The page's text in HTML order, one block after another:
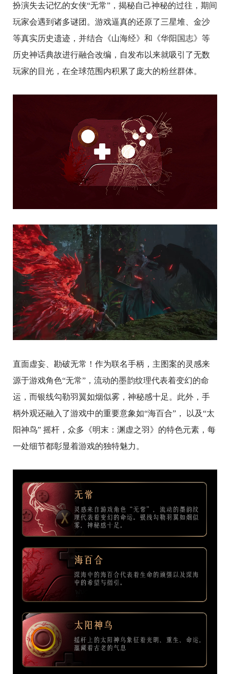
扮演失去记忆的女侠“无常”，揭秘自己神秘的过往，期间
玩家会遇到诸多谜团。游戏逼真的还原了三星堆、金沙
等真实历史遗迹，并结合《山海经》和《华阳国志》等
历史神话典故进行融合改编，自发布以来就吸引了无数
玩家的目光，在全球范围内积累了庞大的粉丝群体。
直面虚妄、勘破无常！作为联名手柄，主图案的灵感来
源于游戏角色“无常”，流动的墨韵纹理代表着变幻的命
运，而银线勾勒羽翼如烟似雾，神秘感十足。此外，手
柄外观还融入了游戏中的重要意象如“海百合”， 以及“太
阳神鸟” 摇杆，众多《明末：渊虚之羽》的特色元素，每
一处细节都彰显着游戏的独特魅力。